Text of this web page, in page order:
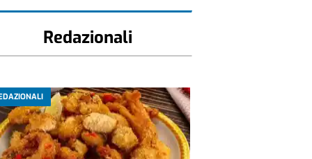
Redazionali